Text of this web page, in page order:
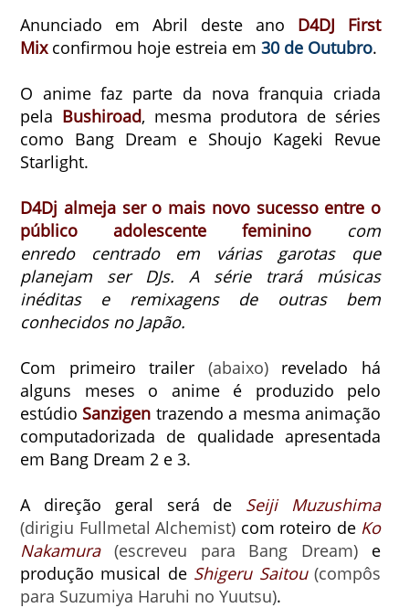
Anunciado em Abril deste ano D4DJ First
Mixconfirmou hoje estreia em 30 de Outubro.
O anime faz parte da nova franquia criada
pela Bushiroad, mesma produtora de séries
como Bang Dream e Shoujo Kageki Revue
Starlight.
D4Dj almeja ser o mais novo sucesso entre o
público adolescente feminino
com
enredo centrado em várias garotas que
planejam ser DJs. A série trará músicas
inéditas e remixagens de outras bem
conhecidos no Japão.
Com primeiro trailer (abaixo)revelado há
alguns meses o anime é produzido pelo
estúdio Sanzigen trazendo a mesma animação
computadorizada de qualidade apresentada
em Bang Dream 2 e 3.
A direção geral será de Seiji Muzushima
(dirigiu Fullmetal Alchemist) com roteiro de Ko
Nakamura
(escreveu para Bang Dream) e
produção musical de Shigeru Saitou (compôs
para Suzumiya Haruhi no Yuutsu).